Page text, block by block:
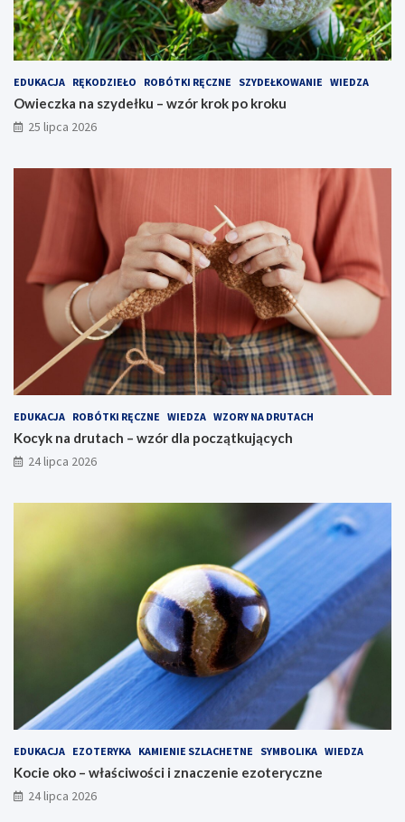
EDUKACJA RĘKODZIEŁO ROBÓTKI RĘCZNE SZYDEŁKOWANIE WIEDZA
Owieczka na szydełku – wzór krok po kroku
25 lipca 2026
EDUKACJA ROBÓTKI RĘCZNE WIEDZA WZORY NA DRUTACH
Kocyk na drutach – wzór dla początkujących
24 lipca 2026
EDUKACJA EZOTERYKA KAMIENIE SZLACHETNE SYMBOLIKA WIEDZA
Kocie oko – właściwości i znaczenie ezoteryczne
24 lipca 2026